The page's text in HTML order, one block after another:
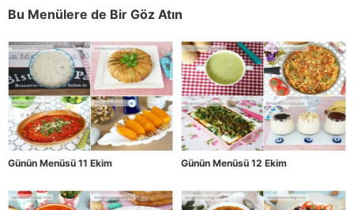
Bu Menülere de Bir Göz Atın
Günün Menüsü 11 Ekim Günün Menüsü 12 Ekim